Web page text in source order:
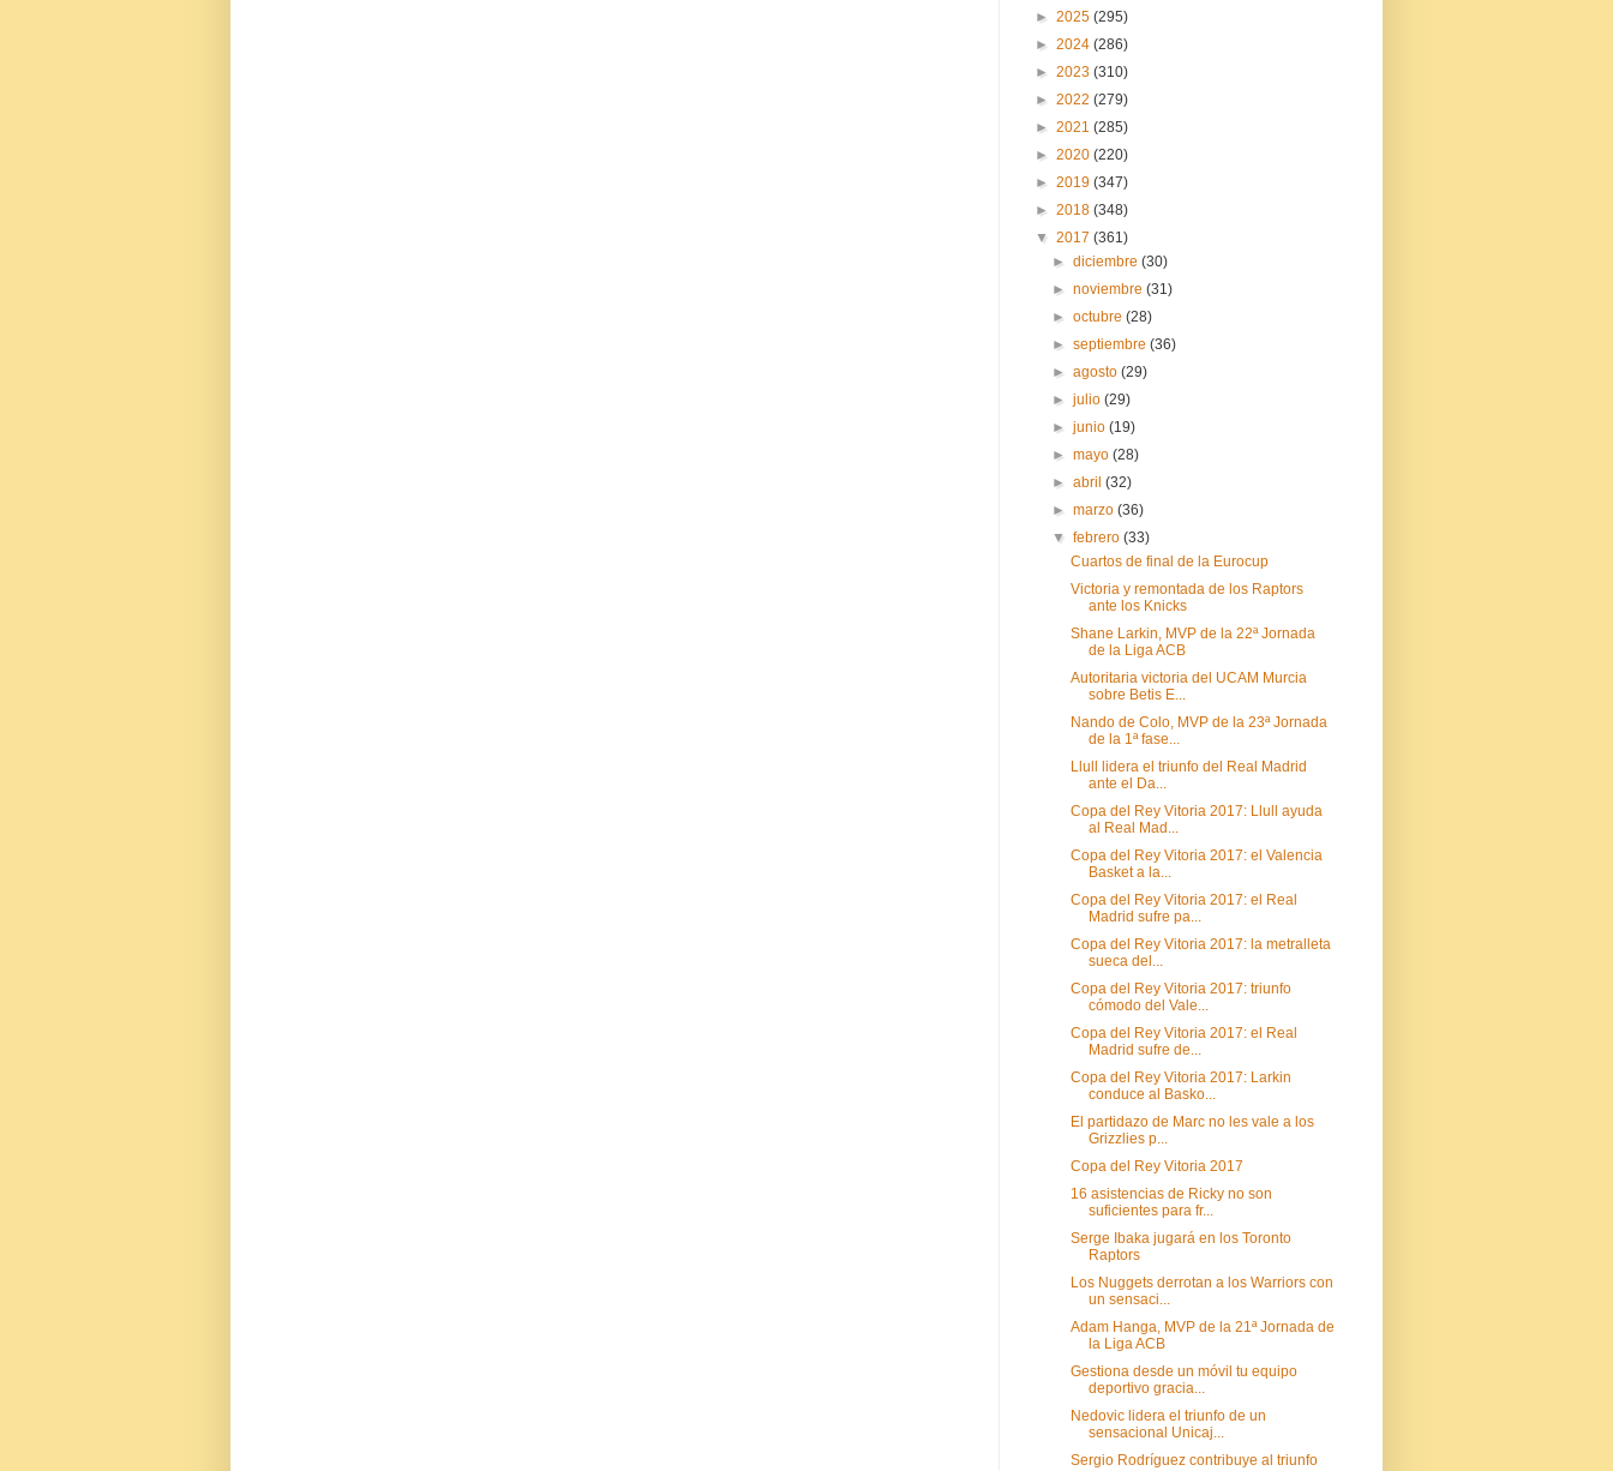
► 2025 (295)
► 2024 (286)
► 2023 (310)
► 2022 (279)
► 2021 (285)
► 2020 (220)
► 2019 (347)
► 2018 (348)
▼ 2017 (361)
►diciembre(30)
►noviembre(31)
►octubre(28)
►septiembre(36)
►agosto(29)
►julio(29)
►junio(19)
►mayo(28)
►abril(32)
►marzo(36)
▼febrero(33)
Cuartos de final de la Eurocup
Victoria y remontada de los Raptors
ante los Knicks
Shane Larkin, MVP de la 22ª Jornada
de la Liga ACB
Autoritaria victoria del UCAM Murcia
sobre Betis E...
Nando de Colo, MVP de la 23ª Jornada
de la 1ª fase...
Llull lidera el triunfo del Real Madrid
ante el Da...
Copa del Rey Vitoria 2017: Llull ayuda
al Real Mad...
Copa del Rey Vitoria 2017: el Valencia
Basket a la...
Copa del Rey Vitoria 2017: el Real
Madrid sufre pa...
Copa del Rey Vitoria 2017: la metralleta
sueca del...
Copa del Rey Vitoria 2017: triunfo
cómodo del Vale...
Copa del Rey Vitoria 2017: el Real
Madrid sufre de...
Copa del Rey Vitoria 2017: Larkin
conduce al Basko...
El partidazo de Marc no les vale a los
Grizzlies p...
Copa del Rey Vitoria 2017
16 asistencias de Ricky no son
suficientes para fr...
Serge Ibaka jugará en los Toronto
Raptors
Los Nuggets derrotan a los Warriors con
un sensaci...
Adam Hanga, MVP de la 21ª Jornada de
la Liga ACB
Gestiona desde un móvil tu equipo
deportivo gracia...
Nedovic lidera el triunfo de un
sensacional Unicaj...
Sergio Rodríguez contribuye al triunfo